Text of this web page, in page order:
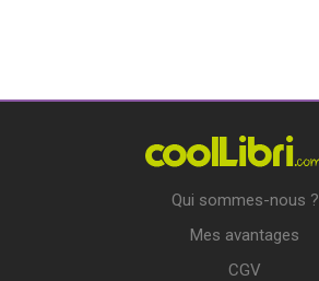
Qui sommes-nous ?
Mes avantages
CGV